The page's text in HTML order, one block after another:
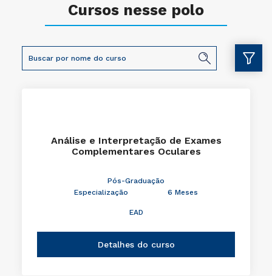
Cursos nesse polo
Análise e Interpretação de Exames
Complementares Oculares
Pós-Graduação
Especialização
6 Meses
EAD
Detalhes do curso